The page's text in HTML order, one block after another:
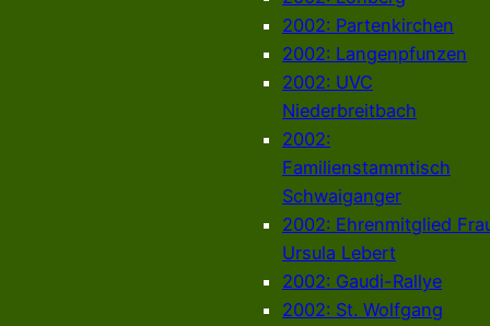
2002: Partenkirchen
2002: Langenpfunzen
2002: UVC
Niederbreitbach
2002:
Familienstammtisch
Schwaiganger
2002: Ehrenmitglied
Ursula Lebert
2002: Gaudi-Rallye
2002: St. Wolfgang